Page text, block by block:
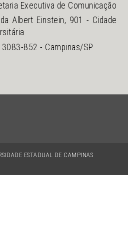
ESTADUAL DE CAMPINAS
Executiva de Comunicação
Albert Einstein, 901 - Cidade
852 - Campinas/SP